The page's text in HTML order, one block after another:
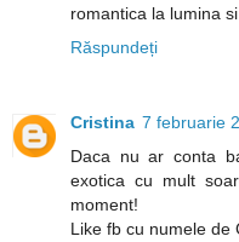
romantica la lumina
Răspundeți
Cristina 7 februarie
Daca nu ar conta
exotica cu mult
moment!
Like fb cu numele de